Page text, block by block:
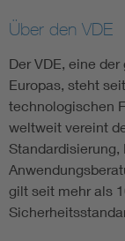
Über den VDE
Der VDE, eine
Europas, steht
technologischen
weltweit vereint
Standardisierung,
gilt seit mehr als